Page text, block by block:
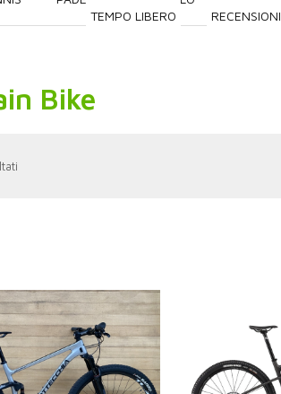
TEMPO LIBERO
RECENSIONI
Bike